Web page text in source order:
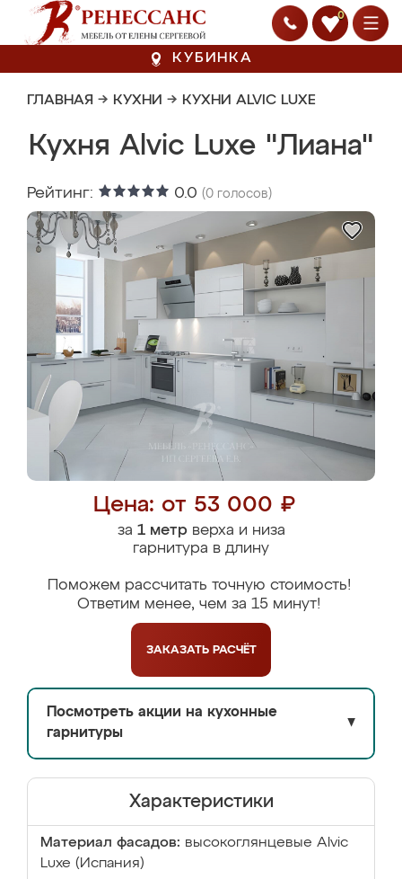
0
КУБИНКА
ГЛАВНАЯ → КУХНИ → КУХНИ ALVIC LUXE
Кухня Alvic Luxe "Лиана"
Рейтинг: 0.0 (0 голосов)
Цена: от 53 000 ₽
за 1 метрверха и низа
гарнитура в длину
Поможем рассчитать точную стоимость!
Ответим менее, чем за 15 минут!
ЗАКАЗАТЬ РАСЧЁТ
Посмотреть акции на кухонные
гарнитуры
▼
Характеристики
Материал фасадов: высокоглянцевые Аlvic
Luxe (Испания)